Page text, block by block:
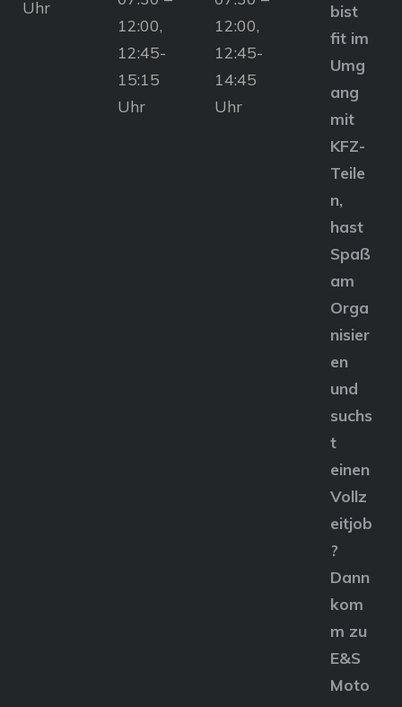
Uhr
12:00,
12:45-
15:15
Uhr
12:00,
12:45-
14:45
Uhr
bist
fit im
Umg
ang
mit
KFZ-
Teile
n,
hast
Spaß
am
Orga
nisier
en
und
suchs
t
einen
Vollz
eitjob
?
Dann
kom
m zu
E&S
Moto